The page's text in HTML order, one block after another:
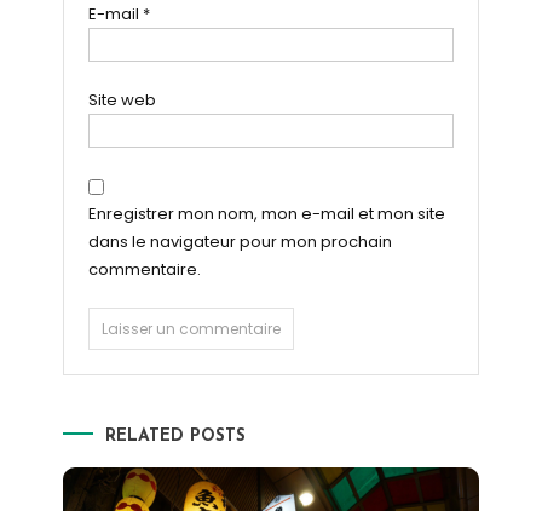
E-mail *
Site web
Enregistrer mon nom, mon e-mail et mon site
dans le navigateur pour mon prochain
commentaire.
RELATED POSTS